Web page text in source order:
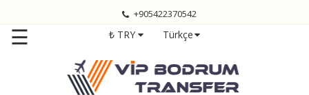
Bodrum
+905422370542
☰ ₺ TRY Türkçe